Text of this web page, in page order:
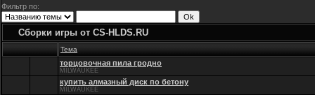
Фильтр по:
Сборки игры от CS-HLDS.RU
Тема
торцовочная пила гродно
MILWAUKEE
купить алмазный диск по бетону
MILWAUKEE